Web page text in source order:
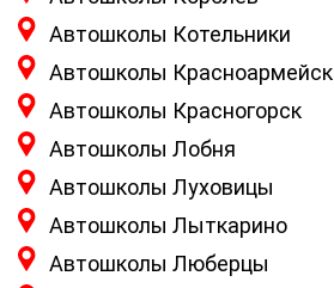
Автошколы Котельники
Автошколы Красноармейск
Автошколы Красногорск
Автошколы Лобня
Автошколы Луховицы
Автошколы Лыткарино
Автошколы Люберцы